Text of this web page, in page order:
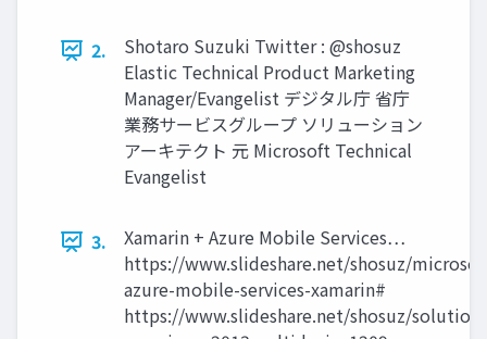
2.
Shotaro Suzuki Twitter : @shosuz
Elastic Technical Product Marketing
Manager/Evangelist デジタル庁 省庁
業務サービスグループ ソリューション
アーキテクト 元 Microsoft Technical
Evangelist
3.
Xamarin + Azure Mobile Services…
https://www.slideshare.net/shosuz/
azure-mobile-services-xamarin#
https://www.slideshare.net/shosuz/solution-